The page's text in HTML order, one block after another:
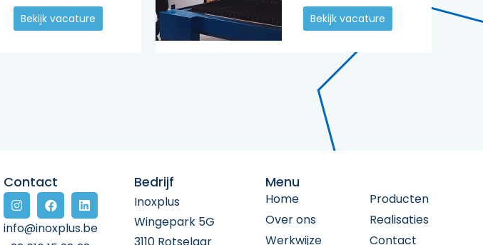
Bekijk vacature Bekijk vacature
Contact
info@inoxplus.be
Bedrijf
Inoxplus
Wingepark 5G
3110 Rotselaar
Menu
Home
Over ons
Werkwijze
Producten
Realisaties
Contact